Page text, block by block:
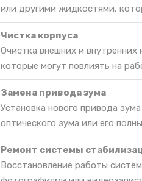
или другими жидкостями,
Чистка корпуса
Очистка внешних и внутренних
которые могут повлиять на
Замена привода зума
Установка нового привода
оптического зума или его
Ремонт системы
Восстановление работы